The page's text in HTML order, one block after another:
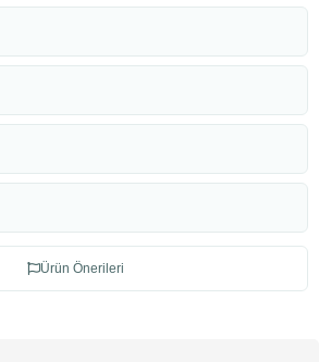
Ürün Önerileri